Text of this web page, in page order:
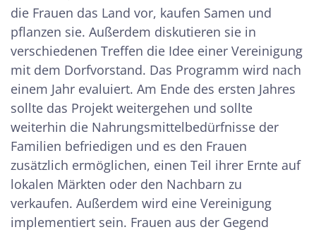
die Frauen das Land vor, kaufen Samen und
pflanzen sie. Außerdem diskutieren sie in
verschiedenen Treffen die Idee einer Vereinigung
mit dem Dorfvorstand. Das Programm wird nach
einem Jahr evaluiert. Am Ende des ersten Jahres
sollte das Projekt weitergehen und sollte
weiterhin die Nahrungsmittelbedürfnisse der
Familien befriedigen und es den Frauen
zusätzlich ermöglichen, einen Teil ihrer Ernte auf
lokalen Märkten oder den Nachbarn zu
verkaufen. Außerdem wird eine Vereinigung
implementiert sein. Frauen aus der Gegend